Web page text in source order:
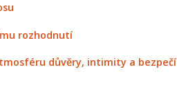
rozhodnutí
důvěry, intimity a bezpečí